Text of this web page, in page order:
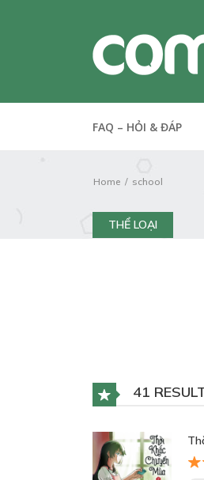
FAQ – HỎI & ĐÁP
Home school
THỂ LOẠI
41